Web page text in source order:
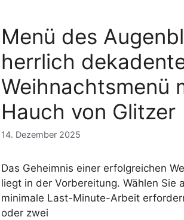
Menü des
herrlich
Weihnachtsmenü
Hauch von Glitzer
14. Dezember 2025
Das Geheimnis einer erfolgreichen
liegt in der Vorbereitung. Wählen Sie
minimale Last-Minute-Arbeit
oder zwei